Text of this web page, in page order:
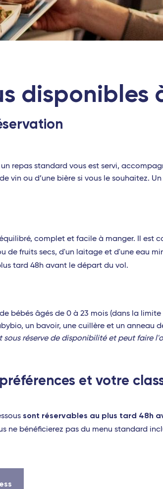
disponibles
repas standard vous est servi,
vin ou d’une bière si vous le souhaitez.
complet et facile à manger. Il est
de fruits secs, d'un laitage et d'une eau
tard 48h avant le départ du vol.
bébés âgés de 0 à 23 mois (dans la limite
un bavoir, une cuillère et un anneau
réserve de disponibilité et peut faire
et votre
sont réservables au plus tard 48h
ne bénéficierez pas du menu standard